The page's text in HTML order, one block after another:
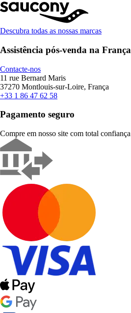
Descubra todas as nossas marcas
Assistência pós-venda na França
Contacte-nos
11 rue Bernard Maris
37270 Montlouis-sur-Loire, França
+33 1 86 47 62 58
Pagamento seguro
Compre em nosso site com total confiança